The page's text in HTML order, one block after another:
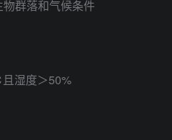
群落和气候条件
湿度＞50%